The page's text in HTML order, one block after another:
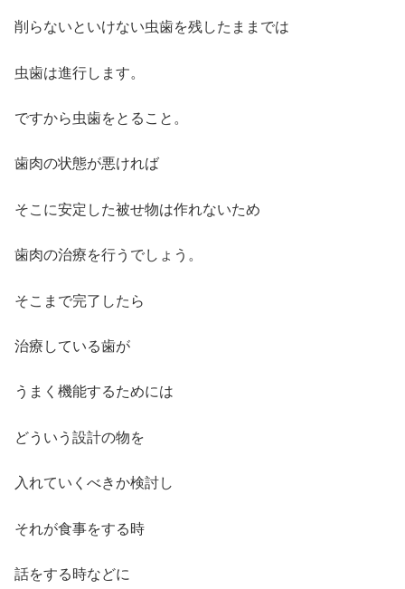
削らないといけない虫歯を残したままでは
虫歯は進行します。
ですから虫歯をとること。
歯肉の状態が悪ければ
そこに安定した被せ物は作れないため
歯肉の治療を行うでしょう。
そこまで完了したら
治療している歯が
うまく機能するためには
どういう設計の物を
入れていくべきか検討し
それが食事をする時
話をする時などに